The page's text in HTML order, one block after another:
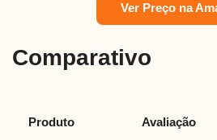
Ver Preço na
Comparativo
Produto Avaliação